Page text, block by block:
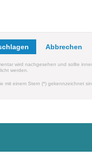
wird nachgesehen und sollte
werden.
mit einem Stern (*) gekennzeichnet